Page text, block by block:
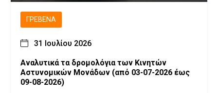
ΓΡΕΒΕΝΆ
31 Ιουλίου 2026
Αναλυτικά τα δρομολόγια των Κινητών
Αστυνομικών Μονάδων (από 03-07-2026 έως
09-08-2026)